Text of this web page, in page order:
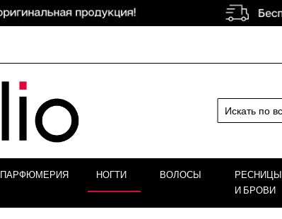
ПАРФЮМЕРИЯ НОГТИ ВОЛОСЫ
РЕСНИЦЫ
И БРОВИ